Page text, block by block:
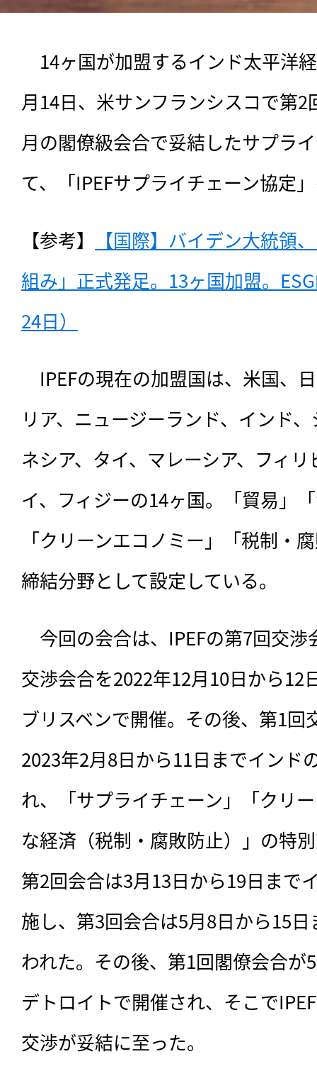
14ヶ国が加盟するインド太平洋
月14日、米サンフランシスコで第
月の閣僚級会合で妥結したサプラ
て、「IPEFサプライチェーン協定
【参考】
【国際】バイデン大統領
組み」正式発足。13ヶ国加盟。
24日）
IPEFの現在の加盟国は、 米国、
リア、ニュージーランド、インド
ネシア、タイ、マレーシア、フィ
イ、フィジーの14ヶ国。「貿易」
「クリーンエコノミー」「税制・
締結分野として設定している。
今回の会合は、IPEFの第7回交渉
交渉会合を2022年12月10日から12
ブリスベンで開催。その後、第1回
2023年2月8日から11日までインド
れ、「サプライチェーン」「クリ
な経済（税制・腐敗防止）」の特
第2回会合は3月13日から19日まで
施し、第3回会合は5月8日から15
われた。その後、第1回閣僚会合が
デトロイトで開催され、そこで
交渉が妥結に至った。